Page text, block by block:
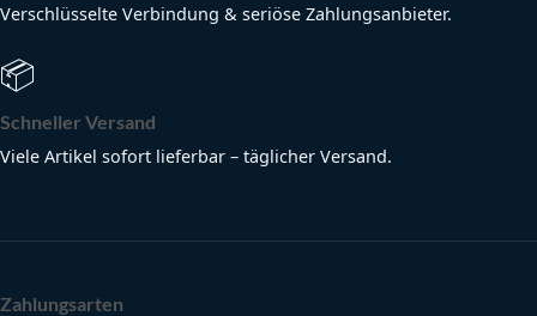
Verschlüsselte Verbindung & seriöse Zahlungsanbieter.
📦
Schneller Versand
Viele Artikel sofort lieferbar – täglicher Versand.
Zahlungsarten